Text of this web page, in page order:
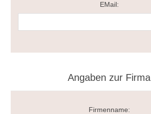
EMail:
Angaben zur Firma
Firmenname: